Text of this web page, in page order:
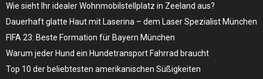
Wie sieht Ihr idealer Wohnmobilstellplatz in Zeeland aus?
Dauerhaft glatte Haut mit Laserina – dem Laser Spezialist München
FIFA 23: Beste Formation für Bayern München
Warum jeder Hund ein Hundetransport Fahrrad braucht
Top 10 der beliebtesten amerikanischen Süßigkeiten